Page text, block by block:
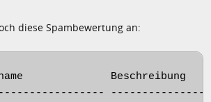
diese Spambewertung an:
Beschreibung